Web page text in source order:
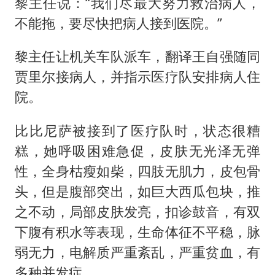
不能拖，要尽快把病人接到医院。”
黎主任让机关车队派车，翻译王自强随同
贾里尔接病人，并指示医疗队安排病人住
院。
比比尼萨被接到了医疗队时，状态很糟
糕，她呼吸困难急促，皮肤无光泽无弹
性，全身枯瘦如柴，四肢无肌力，皮包骨
头，但是腹部突出，如巨大西瓜包块，推
之不动，局部皮肤发亮，扣诊鼓音，有双
下腹有积水等表现，生命体征不平稳，脉
弱无力，电解质严重紊乱，严重贫血，有